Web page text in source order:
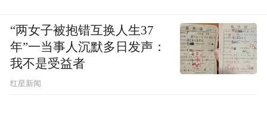
“两女子被抱错互换人生37
年”一当事人沉默多日发声：
我不是受益者
红星新闻